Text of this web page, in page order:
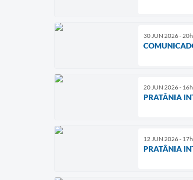
30 JUN 2026 -
20 JUN 2026 -
PRATÂNIA
12 JUN 2026 -
PRATÂNIA